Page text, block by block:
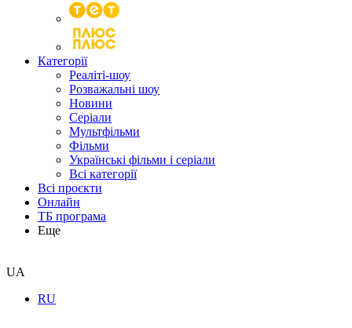
Категорії
Реаліті-шоу
Розважальні шоу
Новини
Серіали
Мультфільми
Фільми
Українські фільми і серіали
Всі категорії
Всі проєкти
Онлайн
ТБ програма
Еще
UA
RU